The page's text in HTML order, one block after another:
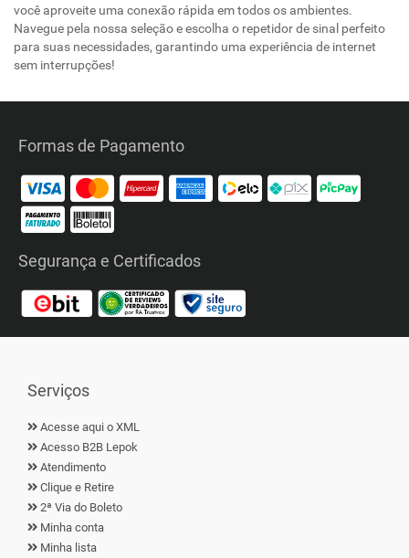
você aproveite uma conexão rápida em todos os ambientes.
Navegue pela nossa seleção e escolha o repetidor de sinal perfeito
para suas necessidades, garantindo uma experiência de internet
sem interrupções!
Formas de Pagamento
Segurança e Certificados
Serviços
Acesse aqui o XML
Acesso B2B Lepok
Atendimento
Clique e Retire
2ª Via do Boleto
Minha conta
Minha lista